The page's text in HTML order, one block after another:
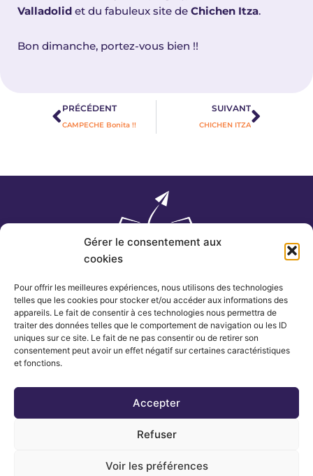
Gérer le consentement aux
cookies
Pour offrir les meilleures expériences, nous utilisons des technologies
telles que les cookies pour stocker et/ou accéder aux informations des
appareils. Le fait de consentir à ces technologies nous permettra de
traiter des données telles que le comportement de navigation ou les ID
uniques sur ce site. Le fait de ne pas consentir ou de retirer son
consentement peut avoir un effet négatif sur certaines caractéristiques
et fonctions.
Accepter
Refuser
Voir les préférences
Valladolid et du fabuleux site de Chichen Itza.
Bon dimanche, portez-vous bien !!
Précédent
PRÉCÉDENT
CAMPECHE Bonita !!
SUIVANT
CHICHEN ITZA
a
c
e
b
n
s
t
a
g